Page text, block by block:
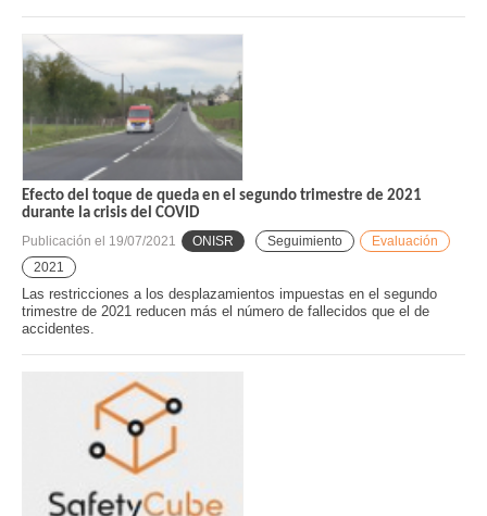
Efecto del toque de queda en el segundo trimestre de 2021
durante la crisis del COVID
Publicación el 19/07/2021 ONISR Seguimiento
Evaluación
2021
Las restricciones a los desplazamientos impuestas en el segundo
trimestre de 2021 reducen más el número de fallecidos que el de
accidentes.